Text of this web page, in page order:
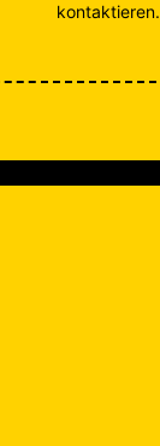
kontaktieren.